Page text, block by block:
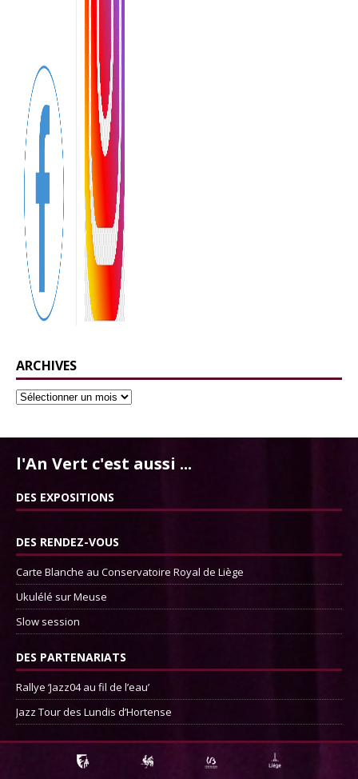
ARCHIVES
l'An Vert c'est aussi ...
DES EXPOSITIONS
DES RENDEZ-VOUS
Carte Blanche au Conservatoire Royal de Liège
Ukulélé sur Meuse
Slow session
DES PARTENARIATS
Rallye ‘Jazz04 au fil de l’eau’
Jazz Tour des Lundis d’Hortense